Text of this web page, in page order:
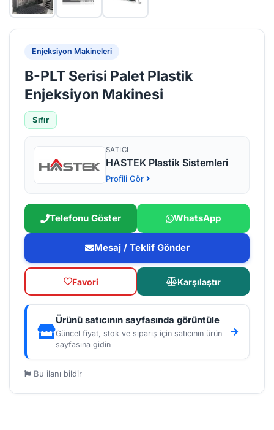
Enjeksiyon Makineleri
B-PLT Serisi Palet Plastik
Enjeksiyon Makinesi
Sıfır
SATICI
HASTEK Plastik Sistemleri
Profili Gör
Telefonu Göster WhatsApp
Mesaj / Teklif Gönder
Favori Karşılaştır
Ürünü satıcının sayfasında görüntüle
Güncel fiyat, stok ve sipariş için satıcının ürün
sayfasına gidin
Bu ilanı bildir